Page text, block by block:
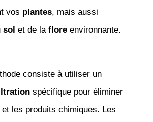
vos plantes, mais aussi
sol et de la floreenvironnante.
consiste à utiliser un
spécifique pour éliminer
et les produits chimiques. Les